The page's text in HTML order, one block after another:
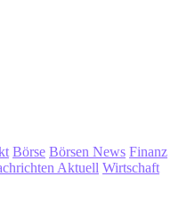
Börse Börsen News Finanz
Aktuell Wirtschaft